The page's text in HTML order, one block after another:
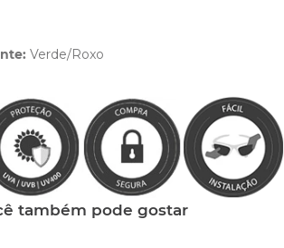
Verde/Roxo
também pode gostar